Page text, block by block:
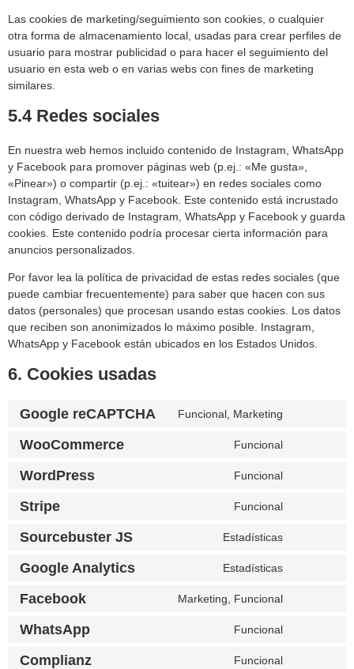
Las cookies de marketing/seguimiento son cookies, o cualquier
otra forma de almacenamiento local, usadas para crear perfiles de
usuario para mostrar publicidad o para hacer el seguimiento del
usuario en esta web o en varias webs con fines de marketing
similares.
5.4 Redes sociales
En nuestra web hemos incluido contenido de Instagram, WhatsApp
y Facebook para promover páginas web (p.ej.: «Me gusta»,
«Pinear») o compartir (p.ej.: «tuitear») en redes sociales como
Instagram, WhatsApp y Facebook. Este contenido está incrustado
con código derivado de Instagram, WhatsApp y Facebook y guarda
cookies. Este contenido podría procesar cierta información para
anuncios personalizados.
Por favor lea la política de privacidad de estas redes sociales (que
puede cambiar frecuentemente) para saber que hacen con sus
datos (personales) que procesan usando estas cookies. Los datos
que reciben son anonimizados lo máximo posible. Instagram,
WhatsApp y Facebook están ubicados en los Estados Unidos.
6. Cookies usadas
Google reCAPTCHA Funcional, Marketing
WooCommerce Funcional
WordPress Funcional
Stripe Funcional
Sourcebuster JS Estadísticas
Google Analytics Estadísticas
Facebook Marketing, Funcional
WhatsApp Funcional
Complianz Funcional